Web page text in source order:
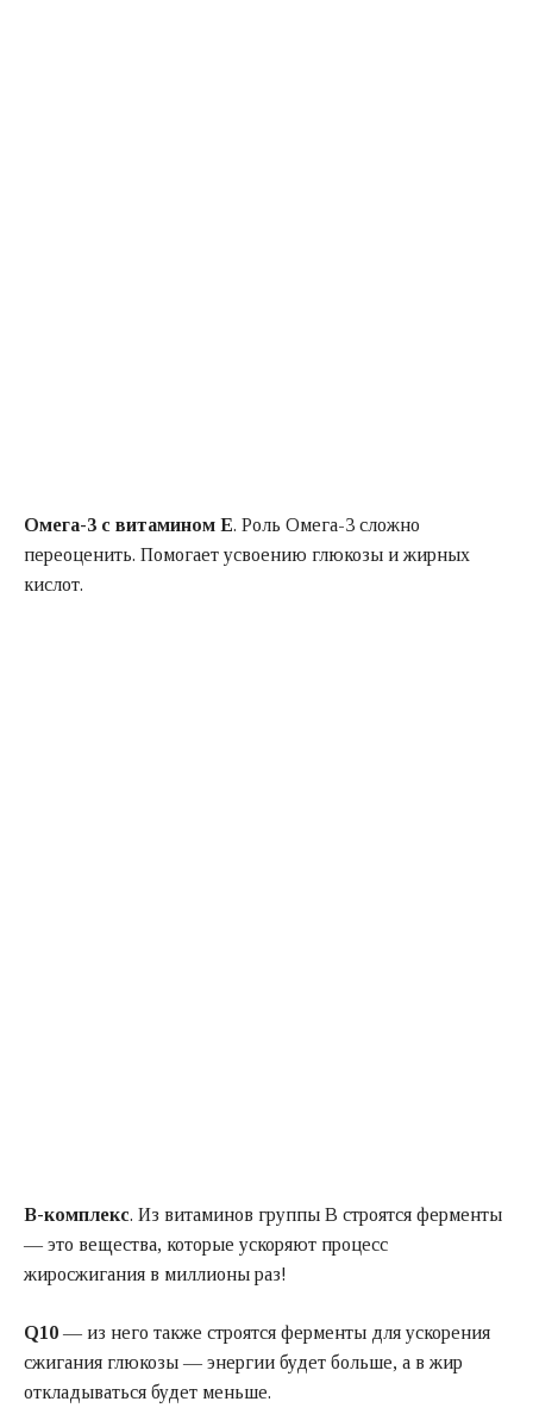
Омега-3 с витамином Е. Роль Омега-3 сложно
переоценить. Помогает усвоению глюкозы и жирных
кислот.
В-комплекс. Из витаминов группы В строятся ферменты
— это вещества, которые ускоряют процесс
жиросжигания в миллионы раз!
Q10 — из него также строятся ферменты для ускорения
сжигания глюкозы — энергии будет больше, а в жир
откладываться будет меньше.